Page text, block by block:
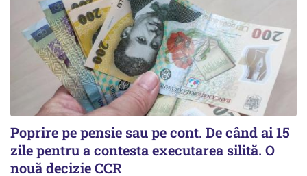
Poprire pe pensie sau pe cont. De când ai 15
zile pentru a contesta executarea silită. O
nouă decizie CCR